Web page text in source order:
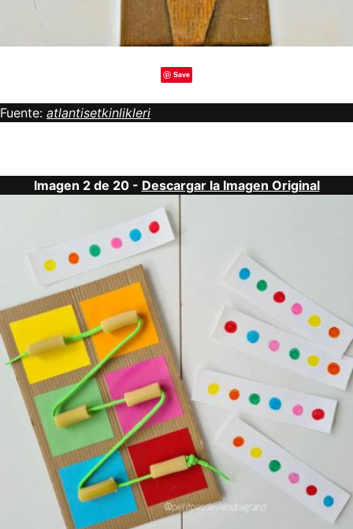
Save
Fuente: atlantisetkinlikleri
Imagen 2 de 20 - Descargar la Imagen Original